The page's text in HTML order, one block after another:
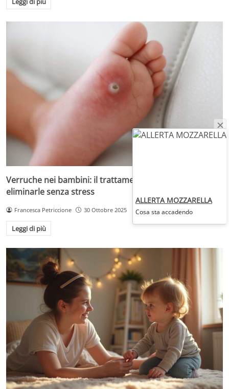
Verruche nei bambini: il trattamento più adatto per
eliminarle senza stress
Francesca Petriccione 30 Ottobre 2025
Leggi di più
ALLERTA MOZZARELLA
Cosa sta accadendo